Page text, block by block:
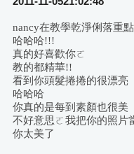
導
航
nancy在教學乾淨俐落重
哈哈哈!!!
真的好喜歡你ㄛ
教的都精華!!
看到你頭髮捲捲的很漂亮
哈哈哈
你真的是每到素顏也很美
不好意思ㄛ我把你的照片
你太美了